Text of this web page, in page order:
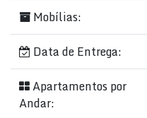
Mobílias:
Data de Entrega:
Apartamentos por
Andar: